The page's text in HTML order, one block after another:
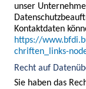
unser
Kontaktdaten
https://
chriften_links-
Recht auf
Sie haben das